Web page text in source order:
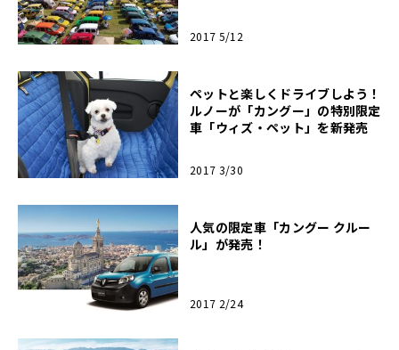
2017 5/12
ペットと楽しくドライブしよう！
ルノーが「カングー」の特別限定
車「ウィズ・ペット」を新発売
2017 3/30
人気の限定車「カングー クルー
ル」が発売！
2017 2/24